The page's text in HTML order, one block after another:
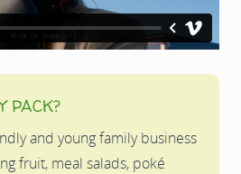
PACK?
and young family business
fruit, meal salads, poké